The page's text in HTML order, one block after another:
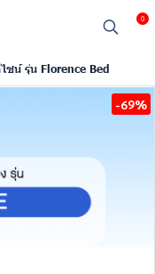
0
ซน์ รุ่น Florence Bed
-69%